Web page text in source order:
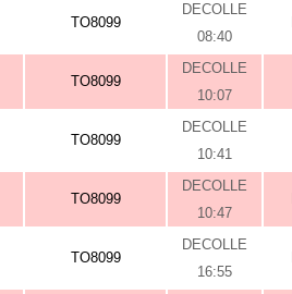
TO8099
DECOLLE
08:40
TO8099
DECOLLE
10:07
TO8099
DECOLLE
10:41
TO8099
DECOLLE
10:47
TO8099
DECOLLE
16:55